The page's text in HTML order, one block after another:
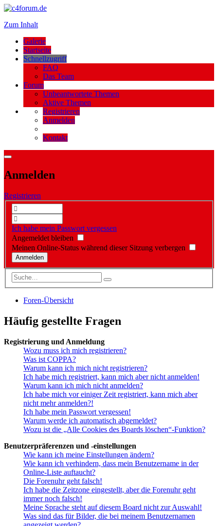
Zum Inhalt
Galerie
Startseite
Schnellzugriff
FAQ
Das Team
Forum
Unbeantwortete Themen
Aktive Themen
Registrieren
Anmelden
Kontakt
Anmelden
Registrieren
Ich habe mein Passwort vergessen
Angemeldet bleiben
Meinen Online-Status während dieser Sitzung verbergen
Foren-Übersicht
Häufig gestellte Fragen
Registrierung und Anmeldung
Wozu muss ich mich registrieren?
Was ist COPPA?
Warum kann ich mich nicht registrieren?
Ich habe mich registriert, kann mich aber nicht anmelden!
Warum kann ich mich nicht anmelden?
Ich habe mich vor einiger Zeit registriert, kann mich aber
nicht mehr anmelden?!
Ich habe mein Passwort vergessen!
Warum werde ich automatisch abgemeldet?
Wozu ist die „Alle Cookies des Boards löschen“-Funktion?
Benutzerpräferenzen und -einstellungen
Wie kann ich meine Einstellungen ändern?
Wie kann ich verhindern, dass mein Benutzername in der
Online-Liste auftaucht?
Die Forenuhr geht falsch!
Ich habe die Zeitzone eingestellt, aber die Forenuhr geht
immer noch falsch!
Meine Sprache steht auf diesem Board nicht zur Auswahl!
Was sind das für Bilder, die bei meinem Benutzernamen